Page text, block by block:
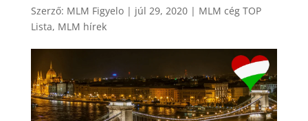
Szerző: MLM Figyelo| júl 29, 2020| MLM cég TOP
Lista, MLM hírek